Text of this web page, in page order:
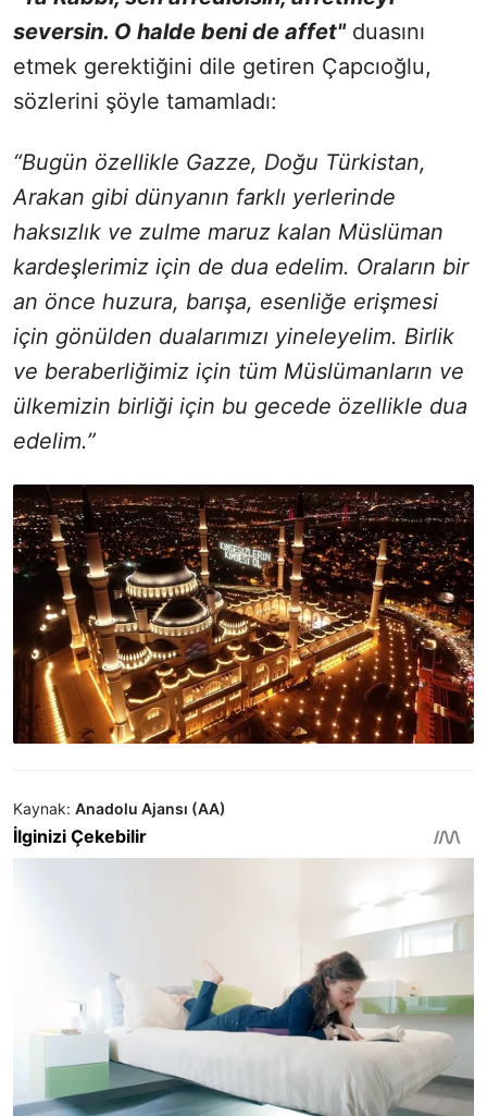
seversin. O halde beni de affet"duasını
etmek gerektiğini dile getiren Çapcıoğlu,
sözlerini şöyle tamamladı:
“Bugün özellikle Gazze, Doğu Türkistan,
Arakan gibi dünyanın farklı yerlerinde
haksızlık ve zulme maruz kalan Müslüman
kardeşlerimiz için de dua edelim. Oraların bir
an önce huzura, barışa, esenliğe erişmesi
için gönülden dualarımızı yineleyelim. Birlik
ve beraberliğimiz için tüm Müslümanların ve
ülkemizin birliği için bu gecede özellikle dua
edelim.”
Kaynak: Anadolu Ajansı (AA)